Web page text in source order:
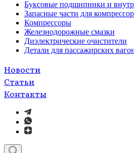
Буксовые подшипники и
Запасные части для
Компрессоры
Железнодорожные смазки
Диэлектрические очистители
Детали для пассажирских
Новости
Статьи
Контакты